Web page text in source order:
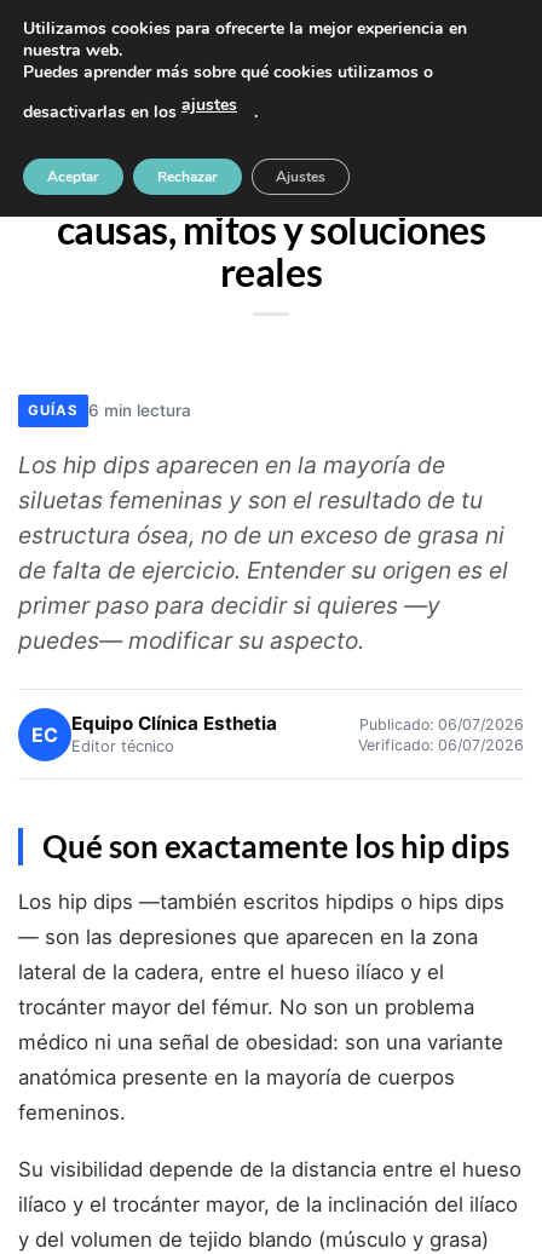
contenido
PIDE TU CITA AL TELÉFONO 637 42 97 25
Qué son los hip dips:
causas, mitos y soluciones
reales
GUÍAS 6 min lectura
Los hip dips aparecen en la mayoría de
siluetas femeninas y son el resultado de tu
estructura ósea, no de un exceso de grasa ni
de falta de ejercicio. Entender su origen es el
primer paso para decidir si quieres —y
puedes— modificar su aspecto.
EC Equipo Clínica Esthetia
Editor técnico
Publicado: 06/07/2026
Verificado: 06/07/2026
Qué son exactamente los hip dips
Los hip dips —también escritos hipdips o hips dips
— son las depresiones que aparecen en la zona
lateral de la cadera, entre el hueso ilíaco y el
trocánter mayor del fémur. No son un problema
médico ni una señal de obesidad: son una variante
anatómica presente en la mayoría de cuerpos
femeninos.
Su visibilidad depende de la distancia entre el hueso
ilíaco y el trocánter mayor, de la inclinación del ilíaco
y del volumen de tejido blando (músculo y grasa)
Utilizamos cookies para ofrecerte la mejor experiencia en
nuestra web.
Puedes aprender más sobre qué cookies utilizamos o
desactivarlas en los ajustes .
Aceptar Rechazar Ajustes